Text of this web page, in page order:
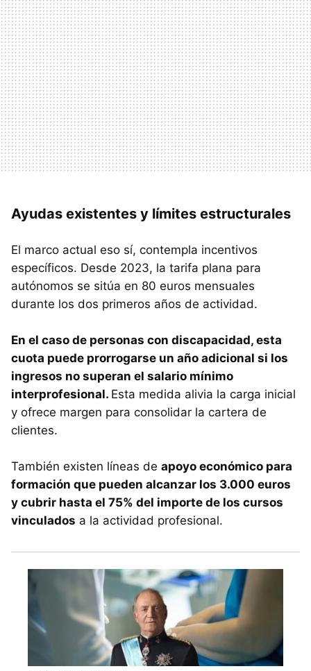
Ayudas existentes y límites estructurales
El marco actual eso sí, contempla incentivos
específicos. Desde 2023, la tarifa plana para
autónomos se sitúa en 80 euros mensuales
durante los dos primeros años de actividad.
En el caso de personas con discapacidad, esta
cuota puede prorrogarse un año adicional si los
ingresos no superan el salario mínimo
interprofesional. Esta medida alivia la carga inicial
y ofrece margen para consolidar la cartera de
clientes.
También existen líneas de apoyo económico para
formación que pueden alcanzar los 3.000 euros
y cubrir hasta el 75% del importe de los cursos
vinculados a la actividad profesional.